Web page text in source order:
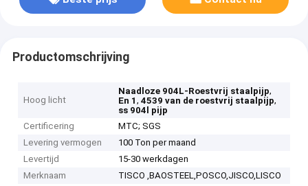
Productomschrijving
Hoog licht
Naadloze 904L-Roestvrij staalpijp,
En 1,4539 van de roestvrij staalpijp,
ss 904l pijp
Certificering
MTC; SGS
Levering vermogen
100 Ton per maand
Levertijd
15-30 werkdagen
Merknaam
TISCO ,BAOSTEEL,POSCO,JISCO,LISCO